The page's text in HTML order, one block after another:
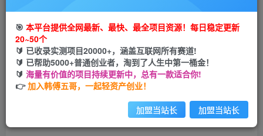
立即购买
您当前未登录！建议登陆后购买，可保存购买订单
🎯 本平台提供全网最新、最快、最全项目资源！每日稳定更新
20~50个
🔰 已收录实测项目20000+，涵盖互联网所有赛道!
🔰 已帮助5000+普通创业者，淘到了人生中第一桶金！
🔰 海量有价值的项目持续更新中，总有一款适合你!
👉加入韩傅五哥，一起轻资产创业！
加盟当站长 加盟当站长